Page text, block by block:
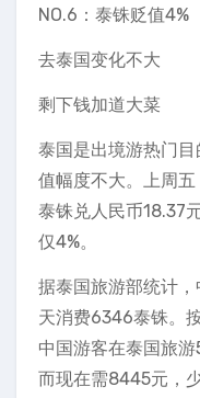
NO.6：泰铢贬值4%
去泰国变化不大
剩下钱加道大菜
泰国是出境游热门
值幅度不大。上周
泰铢兑人民币18.37
仅4%。
据泰国旅游部统计
天消费6346泰铢。
中国游客在泰国旅
而现在需8445元，